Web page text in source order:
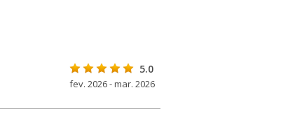
5.0
fev. 2026 - mar. 2026